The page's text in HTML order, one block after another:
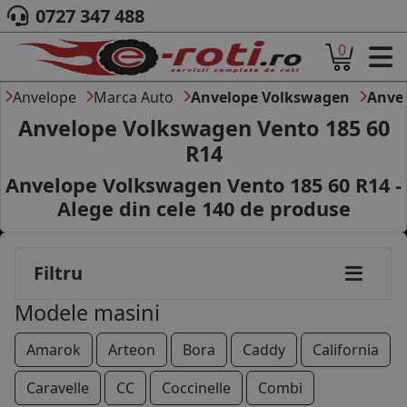
ACASA
DESPRE NOI
ANVELOPE
AUTO
CAMION
MOTO
AGROINDUSTRIALE
BLOG
B2B - COLABORARE COMPANII
CONT
0727 347 488
0
Anvelope Marca Auto Anvelope Volkswagen
Anvelope Volkswagen Vento 185 60
R14
Anvelope Volkswagen Vento 185 60 R14 -
Alege din cele 140de produse
Filtru
Modele masini
Amarok Arteon Bora Caddy
California
Caravelle
CC Coccinelle
Combi